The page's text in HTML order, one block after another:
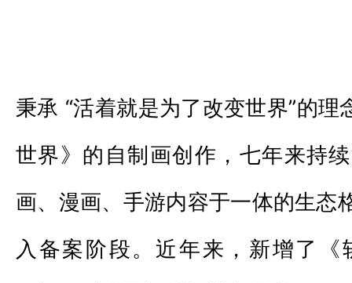
秉承 “活着就是为了改变世界”的
世界》的自制画创作，七年来持
画、漫画、手游内容于一体的生态
入备案阶段。近年来，新增了